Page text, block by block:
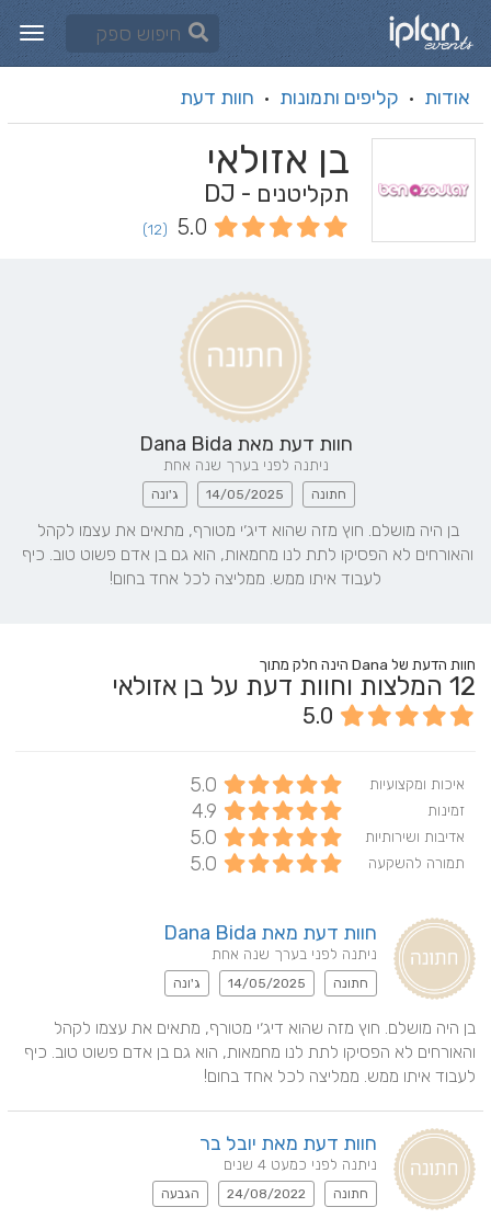
אודות · קליפים ותמונות · חוות דעת
בן אזולאי
תקליטנים - DJ
5.0
(12)
חוות דעת מאת Dana Bida
ניתנה לפני בערך שנה אחת
חתונה 14/05/2025 ג'ונה
לעבוד איתו ממש. ממליצה לכל אחד בחום!
חוות הדעת של Dana הינה חלק מתוך
12 המלצות וחוות דעת על בן אזולאי
5.0
איכות ומקצועיות 5.0
זמינות 4.9
אדיבות ושירותיות 5.0
תמורה להשקעה 5.0
חוות דעת מאת Dana Bida
ניתנה לפני בערך שנה אחת
חתונה 14/05/2025 ג'ונה
לעבוד איתו ממש. ממליצה לכל אחד בחום!
חוות דעת מאת יובל בר
ניתנה לפני כמעט 4 שנים
חתונה 24/08/2022 הגבעה